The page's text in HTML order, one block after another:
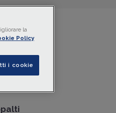
+
la
Policy
i cookie